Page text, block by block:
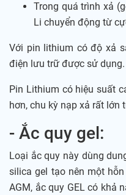
Trong quá trình xả
Li chuyển động từ
Với pin lithium có độ xả
điện lưu trữ được sử dụng.
Pin Lithium có hiệu suất
hơn, chu kỳ nạp xả rất lớn
- Ắc quy gel:
Loại ắc quy này dùng
silica gel tạo nên một
AGM, ắc quy GEL có khả